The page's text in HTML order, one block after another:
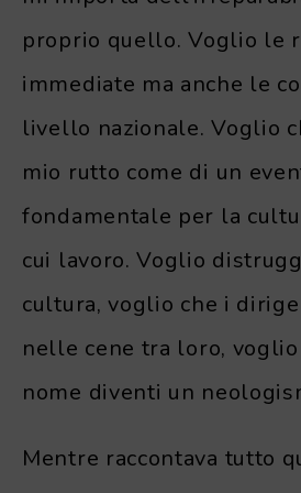
proprio quello. Voglio le
immediate ma anche le
livello nazionale. Voglio
mio rutto come di un
fondamentale per la
cui lavoro. Voglio
cultura, voglio che i
nelle cene tra loro,
nome diventi un
Mentre raccontava tutto